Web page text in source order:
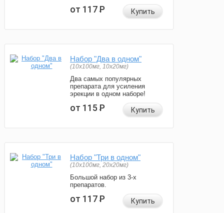
от 117Р Купить
Набор "Два в одном"
(10x100мг, 10x20мг)
Два самых популярных
препарата для усиления
эрекции в одном наборе!
от 115Р Купить
Набор "Три в одном"
(10x100мг, 20x20мг)
Большой набор из 3-х
препаратов.
от 117Р Купить